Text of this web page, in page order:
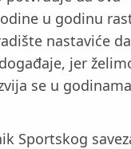
u godinu
nastaviće da
jer
se u
Sportskog